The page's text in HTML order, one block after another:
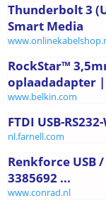
Thunderbolt 3
Smart Media
RockStar™
oplaadadapter
www.belkin.com
FTDI USB-
nl.farnell.com
Renkforce USB
3385692 ...
www.conrad.nl